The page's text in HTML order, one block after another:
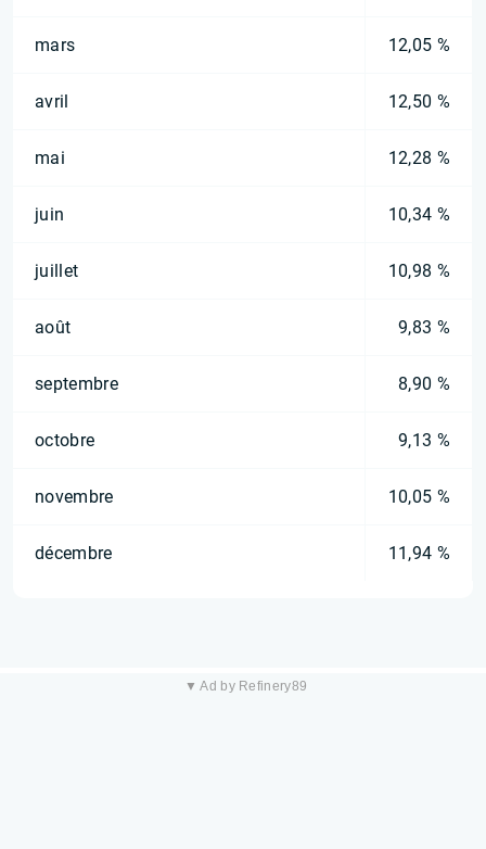
mars 12,05 %
avril 12,50 %
mai 12,28 %
juin 10,34 %
juillet 10,98 %
août 9,83 %
septembre 8,90 %
octobre 9,13 %
novembre 10,05 %
décembre 11,94 %
▼ Ad by Refinery89